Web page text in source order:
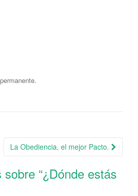
.
de la entrada
La Obediencia, el mejor Pacto.
“¿Dónde estás